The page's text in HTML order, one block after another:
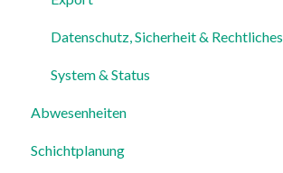
Datenschutz, Sicherheit & Rechtliches
System & Status
Abwesenheiten
Schichtplanung